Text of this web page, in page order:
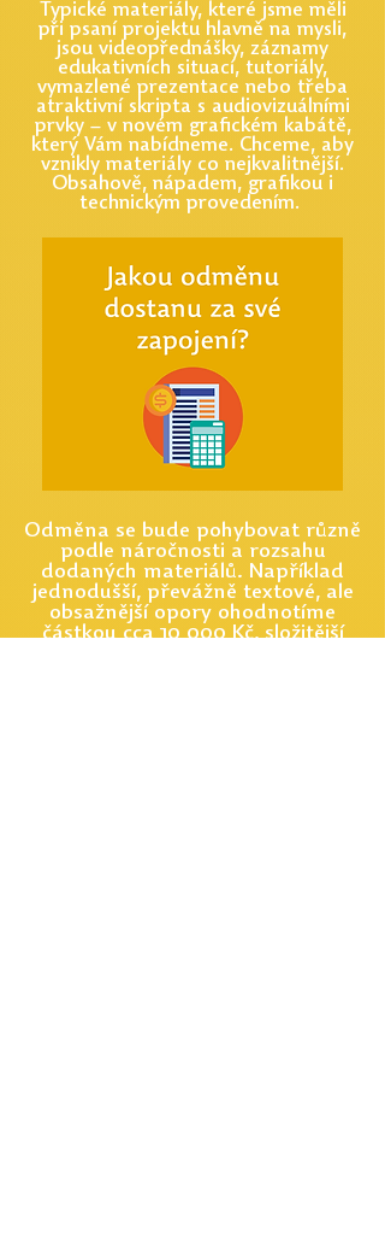
Typické materiály, které jsme měli
při psaní projektu hlavně na mysli,
jsou videopřednášky, záznamy
edukativních situací, tutoriály,
vymazlené prezentace nebo třeba
atraktivní skripta s audiovizuálními
prvky – v novém grafickém kabátě,
který Vám nabídneme. Chceme, aby
vznikly materiály co nejkvalitnější.
Obsahově, nápadem, grafikou i
technickým provedením.
Odměna se bude pohybovat různě
podle náročnosti a rozsahu
dodaných materiálů. Například
jednodušší, převážně textové, ale
obsažnější opory ohodnotíme
částkou cca 10 000 Kč, složitější